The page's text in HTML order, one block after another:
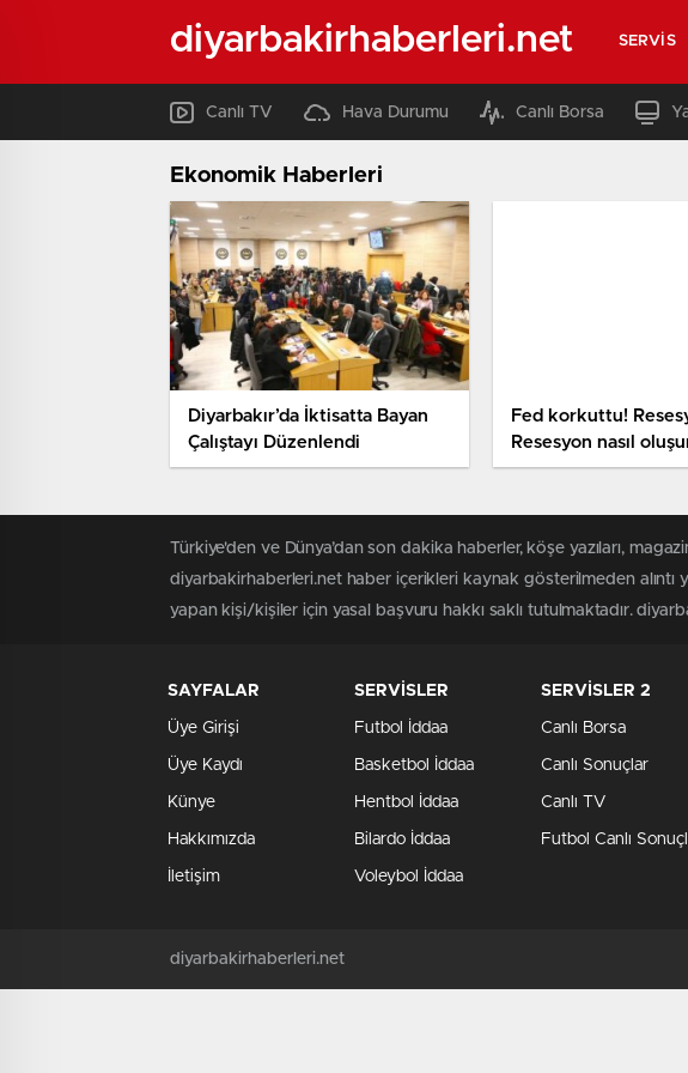
diyarbakirhaberleri.net SERVIS
Canlı TV Hava Durumu Canlı Borsa
Ekonomik Haberleri
Diyarbakır’da İktisatta Bayan
Çalıştayı Düzenlendi
Fed korkuttu!
Resesyon nasıl
Türkiye'den ve Dünya’dan son dakika haberler, köşe yazıları,
diyarbakirhaberleri.net haber içerikleri kaynak gösterilmeden alıntı
yapan kişi/kişiler için yasal başvuru hakkı saklı tutulmaktadır.
SAYFALAR
Üye Girişi
Üye Kaydı
Künye
Hakkımızda
İletişim
SERVİSLER
Futbol İddaa
Basketbol İddaa
Hentbol İddaa
Bilardo İddaa
Voleybol İddaa
SERVİSLER 2
Canlı Borsa
Canlı Sonuçlar
Canlı TV
Futbol Canlı
diyarbakirhaberleri.net